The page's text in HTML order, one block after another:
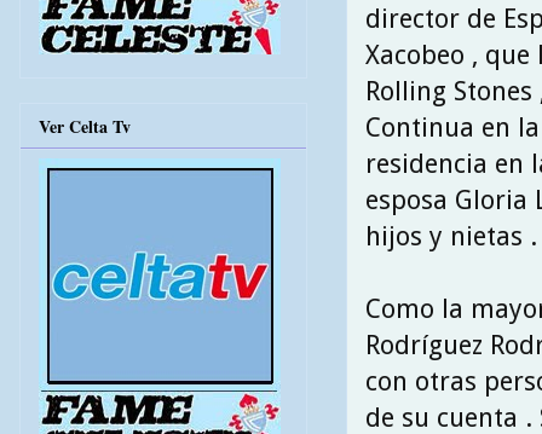
director de
Xacobeo ,
Rolling Stones
Continua en
residencia en
esposa Gloria
hijos y nietas .
Como la
Rodríguez
con otras
de su cuenta
Ver Celta Tv